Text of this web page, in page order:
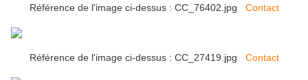
Référence de l'image ci-dessus : CC_76402.jpg Contact
Référence de l'image ci-dessus : CC_27419.jpg Contact